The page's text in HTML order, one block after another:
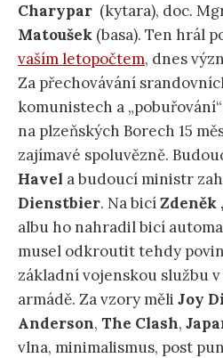
Charypar (kytara), doc.
Matoušek (basa). Ten hrál
vaším letopočtem, dnes
Za přechovávání
komunistech a
na plzeňských Borech 15
zajímavé spoluvězně.
Havel a budoucí ministr
Dienstbier. Na bicíZdeněk
albu ho nahradil bicí
musel odkroutit tehdy
základní vojenskou službu
armádě. Za vzory měli Joy
Anderson, The Clash,
vlna, minimalismus, post